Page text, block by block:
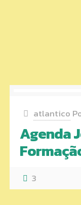
atlantico
Agenda
3